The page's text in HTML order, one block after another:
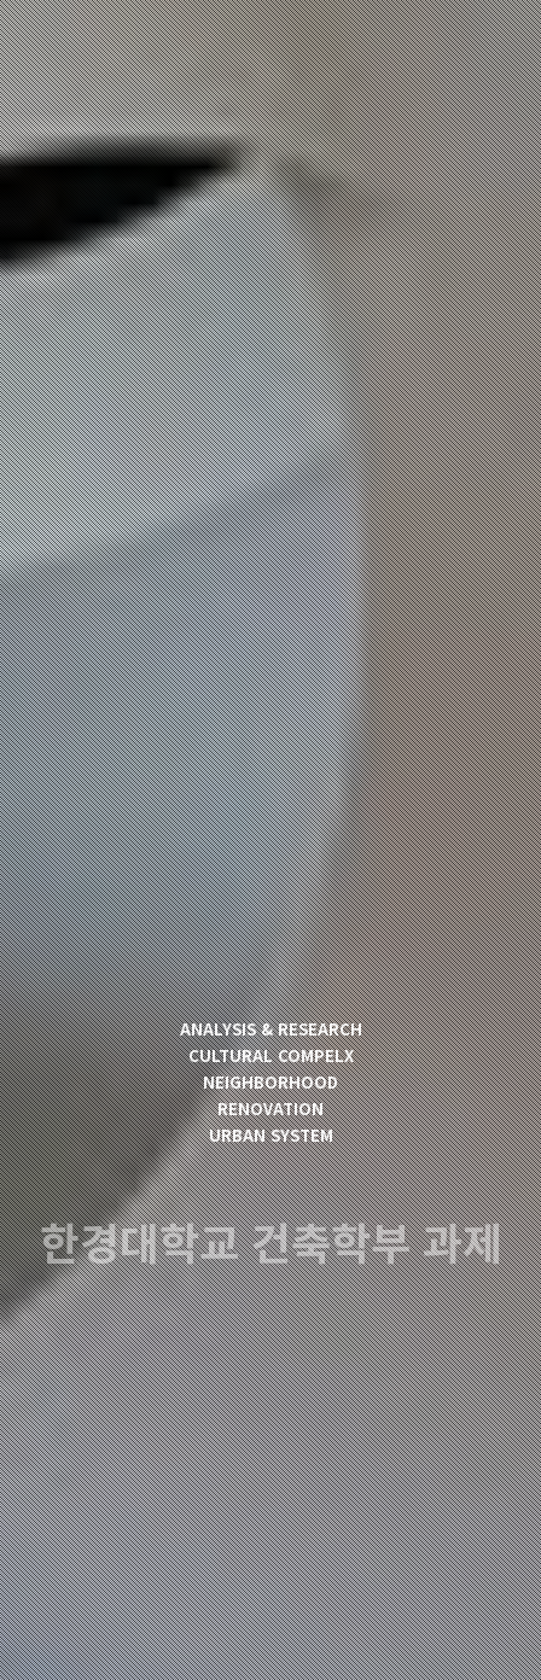
ANALYSIS & RESEARCH
CULTURAL COMPELX
NEIGHBORHOOD
RENOVATION
URBAN SYSTEM
한경대학교 건축학부 과제
전시 Reflection on life
박지민